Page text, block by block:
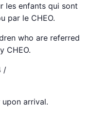
les enfants qui sont
par le CHEO.
who are referred
CHEO.
/
arrival.